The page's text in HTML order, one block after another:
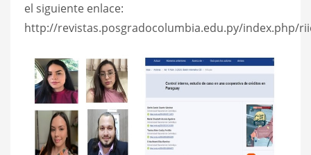
el siguiente enlace:
http://revistas.posgradocolumbia.edu.py/index.php/